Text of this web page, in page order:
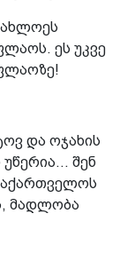
ეს უკვე
და ოჯახის
შენ
მადლობა